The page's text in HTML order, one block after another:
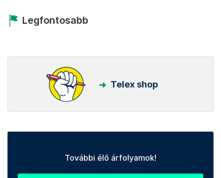
Legfontosabb
Telex shop
További élő árfolyamok!